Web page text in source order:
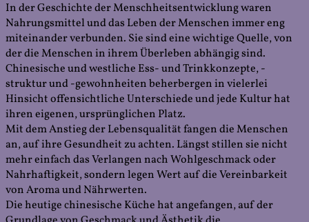
In der Geschichte der Menschheitsentwicklung waren
Nahrungsmittel und das Leben der Menschen immer eng
miteinander verbunden. Sie sind eine wichtige Quelle, von
der die Menschen in ihrem Überleben abhängig sind.
Chinesische und westliche Ess- und Trinkkonzepte, -
struktur und -gewohnheiten beherbergen in vielerlei
Hinsicht offensichtliche Unterschiede und jede Kultur hat
ihren eigenen, ursprünglichen Platz.
Mit dem Anstieg der Lebensqualität fangen die Menschen
an, auf ihre Gesundheit zu achten. Längst stillen sie nicht
mehr einfach das Verlangen nach Wohlgeschmack oder
Nahrhaftigkeit, sondern legen Wert auf die Vereinbarkeit
von Aroma und Nährwerten.
Die heutige chinesische Küche hat angefangen, auf der